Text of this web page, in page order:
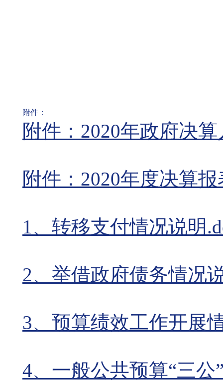
附件：
附件：2020年政府决
附件：2020年度决算报
1、转移支付情况说明
2、举借政府债务情况
3、预算绩效工作开展
4、一般公共预算“三